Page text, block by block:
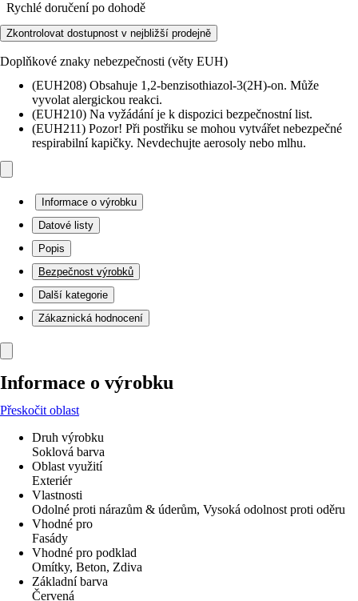
Rychlé doručení po dohodě
Zkontrolovat dostupnost v nejbližší prodejně
Doplňkové znaky nebezpečnosti (věty EUH)
(EUH208) Obsahuje 1,2-benzisothiazol-3(2H)-on. Může
vyvolat alergickou reakci.
(EUH210) Na vyžádání je k dispozici bezpečnostní list.
(EUH211) Pozor! Při postřiku se mohou vytvářet nebezpečné
respirabilní kapičky. Nevdechujte aerosoly nebo mlhu.
Informace o výrobku
Datové listy
Popis
Bezpečnost výrobků
Další kategorie
Zákaznická hodnocení
Informace o výrobku
Přeskočit oblast
Druh výrobku
Soklová barva
Oblast využití
Exteriér
Vlastnosti
Odolné proti nárazům & úderům, Vysoká odolnost proti oděru
Vhodné pro
Fasády
Vhodné pro podklad
Omítky, Beton, Zdiva
Základní barva
Červená